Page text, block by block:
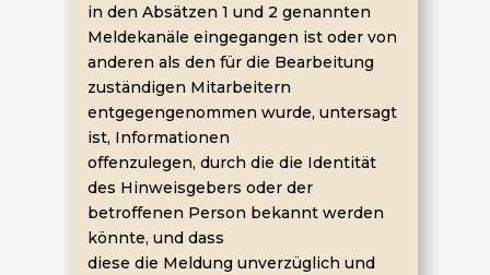
in den Absätzen 1 und 2 genannten
Meldekanäle eingegangen ist oder von
anderen als den für die Bearbeitung
zuständigen Mitarbeitern
entgegengenommen wurde, untersagt
ist, Informationen
offenzulegen, durch die die Identität
des Hinweisgebers oder der
betroffenen Person bekannt werden
könnte, und dass
diese die Meldung unverzüglich und